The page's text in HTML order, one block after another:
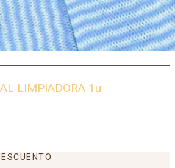
LIMPIADORA 1u